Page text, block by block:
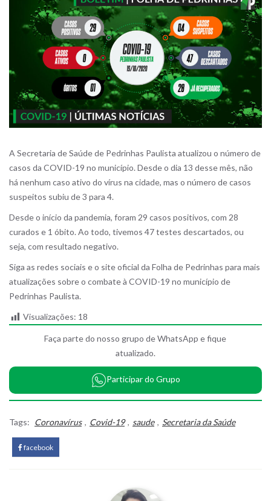
A Secretaria de Saúde de Pedrinhas Paulista atualizou o número de
casos da COVID-19 no município. Desde o dia 13 desse mês, não
há nenhum caso ativo do vírus na cidade, mas o número de casos
suspeitos subiu de 3 para 4.
Desde o início da pandemia, foram 29 casos positivos, com 28
curados e 1 óbito. Ao todo, tivemos 47 testes descartados, ou
seja, com resultado negativo.
Siga as redes sociais e o site oficial da Folha de Pedrinhas para mais
atualizações sobre o combate à COVID-19 no município de
Pedrinhas Paulista.
Visualizações: 18
Faça parte do nosso grupo de WhatsApp e fique
atualizado.
Participar do Grupo
Tags: Coronavírus , Covid-19 , saude , Secretaria da Saúde
facebook